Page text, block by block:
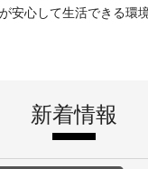
安心して生活できる環
新着情報